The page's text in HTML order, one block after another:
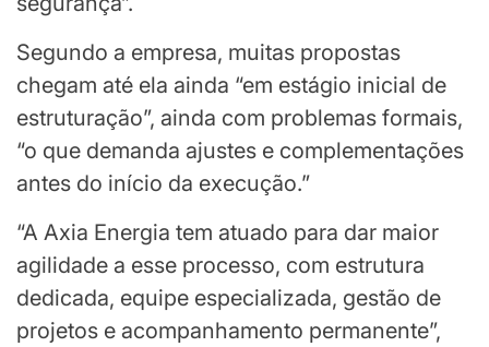
Segundo a empresa, muitas propostas
chegam até ela ainda “em estágio inicial de
estruturação”, ainda com problemas formais,
“o que demanda ajustes e complementações
antes do início da execução.”
“A Axia Energia tem atuado para dar maior
agilidade a esse processo, com estrutura
dedicada, equipe especializada, gestão de
projetos e acompanhamento permanente”,